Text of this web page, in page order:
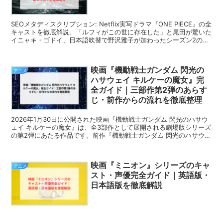
SEOメタディスクリプション: Netflix実写ドラマ『ONE PIECE』の全
キャストを徹底解説。「ルフィがこの世に存在した」と尾田が驚いた
イニャキ・ゴドイ、日本語吹替で野沢雅子が加わったシーズン2の豪
アニメ
映画『機動戦士ガンダム 閃光の
ハサウェイ キルケーの魔女』完
全ガイド｜三部作第2弾のあらす
じ・前作からの流れを徹底整理
2026年1月30日に公開された映画『機動戦士ガンダム 閃光のハサウ
ェイ キルケーの魔女』は、全3部作として展開される劇場版シリーズ
の第2弾にあたる作品です。前作『機動戦士ガンダム 閃光のハサウェ
アニメ
映画『ミニオン』シリーズのキャ
スト・声優完全ガイド｜英語版・
日本語版を徹底解説